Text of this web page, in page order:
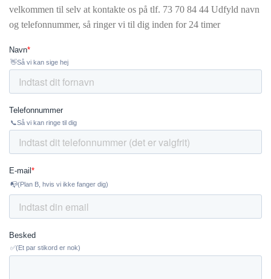
velkommen til selv at kontakte os på tlf. 73 70 84 44 Udfyld navn
og telefonnummer, så ringer vi til dig inden for 24 timer